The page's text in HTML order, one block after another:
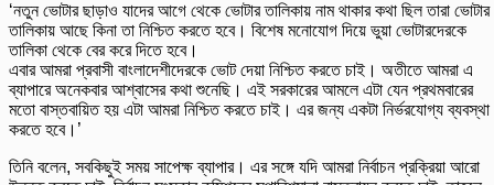
‘নতুন ভোটার ছাড়াও যাদের আগে থেকে ভোটার তালিকায় নাম থাকার কথা ছিল তারা ভোটার
তালিকায় আছে কিনা তা নিশ্চিত করতে হবে। বিশেষ মনোযোগ দিয়ে ভুয়া ভোটারদেরকে
তালিকা থেকে বের করে দিতে হবে।
এবার আমরা প্রবাসী বাংলাদেশীদেরকে ভোট দেয়া নিশ্চিত করতে চাই। অতীতে আমরা এ
ব্যাপারে অনেকবার আশ্বাসের কথা শুনেছি। এই সরকারের আমলে এটা যেন প্রথমবারের
মতো বাস্তবায়িত হয় এটা আমরা নিশ্চিত করতে চাই। এর জন্য একটা নির্ভরযোগ্য ব্যবস্থা
করতে হবে।’
তিনি বলেন, সবকিছুই সময় সাপেক্ষ ব্যাপার। এর সঙ্গে যদি আমরা নির্বাচন প্রক্রিয়া আরো